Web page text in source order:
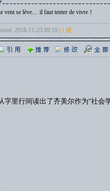
vent se lève… il faut tenter de vivre！
2018-11-23 09:19 | 1 楼
字里行间读出了齐美尔作为“社会